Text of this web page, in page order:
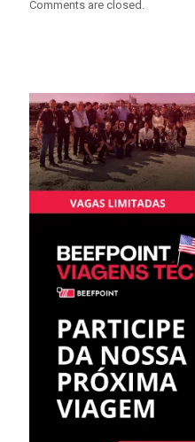
Comments are closed.